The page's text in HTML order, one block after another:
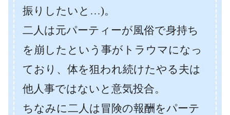
振りしたいと…)。
二人は元パーティーが風俗で身持ち
を崩したという事がトラウマになっ
ており、体を狙われ続けたやる夫は
他人事ではないと意気投合。
ちなみに二人は冒険の報酬をパーテ